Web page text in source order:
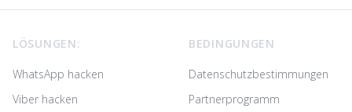
LÖSUNGEN:
WhatsApp hacken
Viber hacken
BEDINGUNGEN
Datenschutzbestimmungen
Partnerprogramm